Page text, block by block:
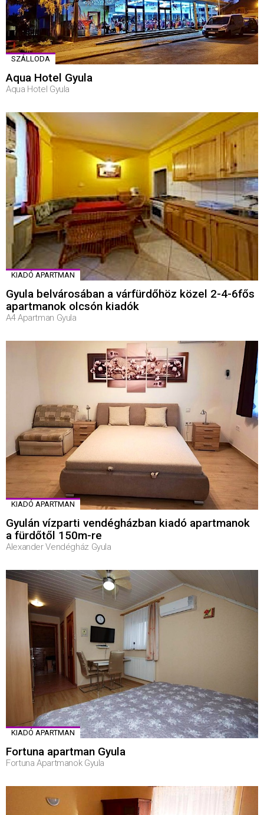
SZÁLLODA
Aqua Hotel Gyula
Aqua Hotel Gyula
KIADÓ APARTMAN
Gyula belvárosában a várfürdőhöz közel 2-4-6fős
apartmanok olcsón kiadók
A4 Apartman Gyula
KIADÓ APARTMAN
Gyulán vízparti vendégházban kiadó apartmanok
a fürdőtől 150m-re
Alexander Vendégház Gyula
KIADÓ APARTMAN
Fortuna apartman Gyula
Fortuna Apartmanok Gyula